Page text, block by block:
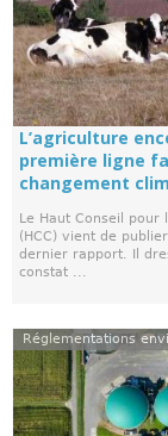
L’agriculture
première ligne
changement
Le Haut Conseil pour
(HCC) vient de
dernier rapport. Il
constat ...
Réglementations